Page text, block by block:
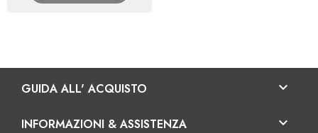
GUIDA ALL' ACQUISTO 
INFORMAZIONI & ASSISTENZA 